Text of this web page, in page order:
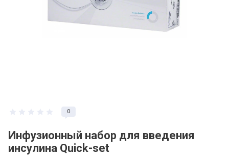
0
Инфузионный набор для введения
инсулина Quick-set